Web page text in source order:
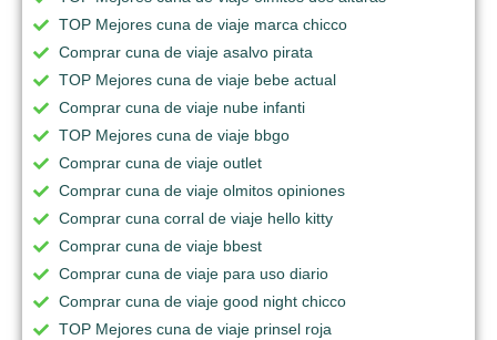
TOP Mejores cuna de viaje marca chicco
Comprar cuna de viaje asalvo pirata
TOP Mejores cuna de viaje bebe actual
Comprar cuna de viaje nube infanti
TOP Mejores cuna de viaje bbgo
Comprar cuna de viaje outlet
Comprar cuna de viaje olmitos opiniones
Comprar cuna corral de viaje hello kitty
Comprar cuna de viaje bbest
Comprar cuna de viaje para uso diario
Comprar cuna de viaje good night chicco
TOP Mejores cuna de viaje prinsel roja